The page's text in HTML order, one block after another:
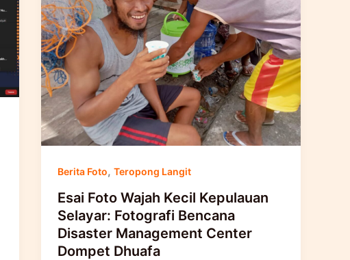
Berita Foto,Teropong Langit
Esai Foto Wajah Kecil Kepulauan
Selayar: Fotografi Bencana
Disaster Management Center
Dompet Dhuafa